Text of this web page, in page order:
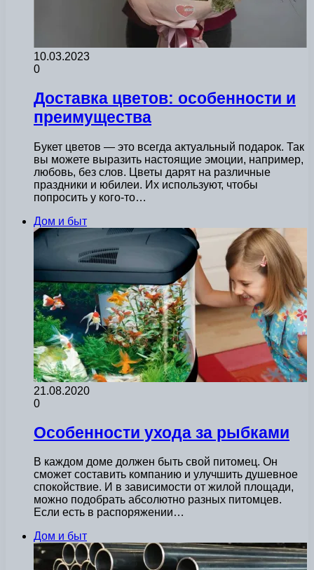
10.03.2023
0
Доставка цветов: особенности и
преимущества
Букет цветов — это всегда актуальный подарок. Так
вы можете выразить настоящие эмоции, например,
любовь, без слов. Цветы дарят на различные
праздники и юбилеи. Их используют, чтобы
попросить у кого-то…
Дом и быт
21.08.2020
0
Особенности ухода за рыбками
В каждом доме должен быть свой питомец. Он
сможет составить компанию и улучшить душевное
спокойствие. И в зависимости от жилой площади,
можно подобрать абсолютно разных питомцев.
Если есть в распоряжении…
Дом и быт